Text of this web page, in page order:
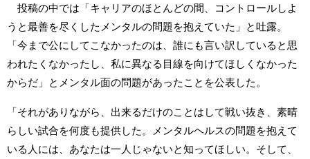
投稿の中では「キャリアのほとんどの間、コントロールしよ
うと最善を尽くしたメンタルの問題を抱えていた」と吐露。
「今まで公にしてこなかったのは、誰にも言い訳していると思
われたくなかったし、私に異なる目線を向けてほしくなかった
からだ」とメンタル面の問題があったことを公表した。
「それがありながら、出来るだけのことはして戦い抜き、素晴
らしい試合を何度も提供した。メンタルヘルスの問題を抱えて
いる人には、あなたは一人じゃないと知ってほしい。そして、